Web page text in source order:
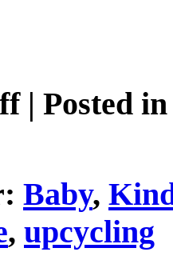
| Posted
Baby,
, upcycling